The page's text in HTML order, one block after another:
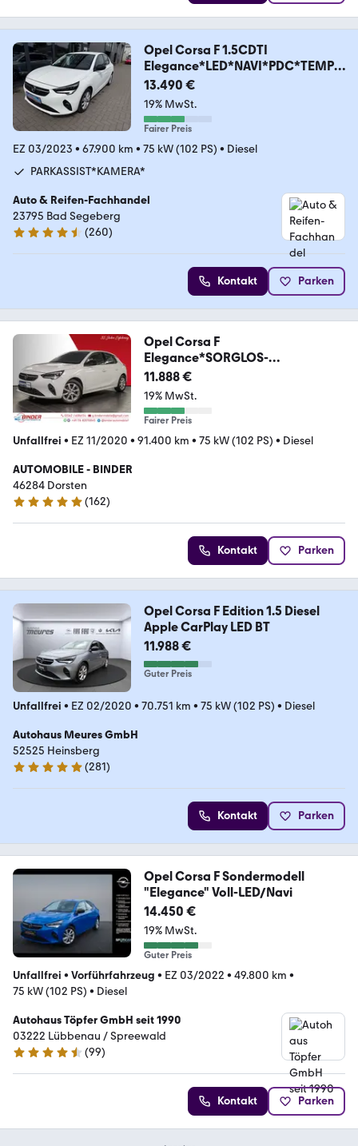
Opel Corsa F 1.5CDTI
Elegance*LED*NAVI*PDC*TEMPO
MAT
13.490 €
19% MwSt.
Fairer Preis
EZ 03/2023 • 67.900 km • 75 kW (102 PS) • Diesel
PARKASSIST*KAMERA*
Auto & Reifen-Fachhandel
23795 Bad Segeberg
4.7 Sterne
(260)
Kontakt Parken
Opel Corsa F
Elegance*SORGLOS-
PAKET*GARANTIE*TOP*
11.888 €
19% MwSt.
Fairer Preis
Unfallfrei • EZ 11/2020 • 91.400 km • 75 kW (102 PS) • Diesel
AUTOMOBILE - BINDER
46284 Dorsten
4.9 Sterne
(162)
Kontakt Parken
Opel Corsa F Edition 1.5 Diesel
Apple CarPlay LED BT
11.988 €
Guter Preis
Unfallfrei • EZ 02/2020 • 70.751 km • 75 kW (102 PS) • Diesel
Autohaus Meures GmbH
52525 Heinsberg
4.8 Sterne
(281)
Kontakt Parken
Opel Corsa F Sondermodell
"Elegance" Voll-LED/Navi
14.450 €
19% MwSt.
Guter Preis
Unfallfrei • Vorführfahrzeug • EZ 03/2022 • 49.800 km •
75 kW (102 PS) • Diesel
Autohaus Töpfer GmbH seit 1990
03222 Lübbenau / Spreewald
4.6 Sterne
(99)
Kontakt Parken